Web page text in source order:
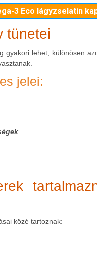
3 Eco lágyzselatin
tünetei
gyakori lehet, különösen
jelei:
közé tartoznak: